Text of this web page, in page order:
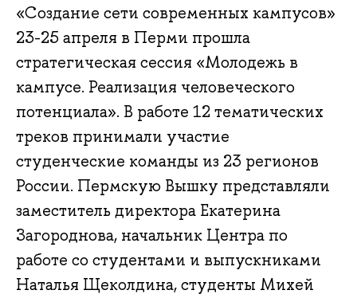
«Создание сети современных кампусов»
23-25 апреля в Перми прошла
стратегическая сессия «Молодежь в
кампусе. Реализация человеческого
потенциала». В работе 12 тематических
треков принимали участие
студенческие команды из 23 регионов
России. Пермскую Вышку представляли
заместитель директора Екатерина
Загороднова, начальник Центра по
работе со студентами и выпускниками
Наталья Щеколдина, студенты Михей